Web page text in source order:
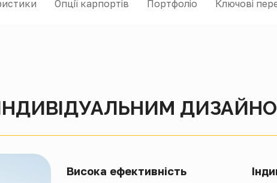
Опції карпортів Портфоліо Ключові
Висока ефективність